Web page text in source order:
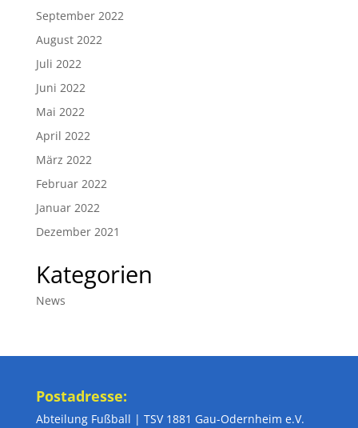
September 2022
August 2022
Juli 2022
Juni 2022
Mai 2022
April 2022
März 2022
Februar 2022
Januar 2022
Dezember 2021
Kategorien
News
Postadresse:
Abteilung Fußball | TSV 1881 Gau-Odernheim e.V.